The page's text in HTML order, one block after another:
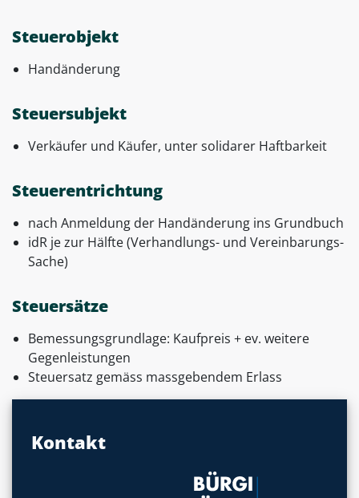
Steuerobjekt
Handänderung
Steuersubjekt
Verkäufer und Käufer, unter solidarer Haftbarkeit
Steuerentrichtung
nach Anmeldung der Handänderung ins Grundbuch
idR je zur Hälfte (Verhandlungs- und Vereinbarungs-
Sache)
Steuersätze
Bemessungsgrundlage: Kaufpreis + ev. weitere
Gegenleistungen
Steuersatz gemäss massgebendem Erlass
Kontakt